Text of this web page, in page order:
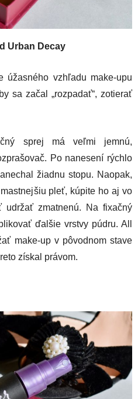
Urban Decay
úžasného vzhľadu make-upu
sa začal „rozpadať“, zotierať
sprej má veľmi jemnú,
Po nanesení rýchlo
žiadnu stopu. Naopak,
pleť, kúpite ho aj vo
udržať zmatnenú. Na fixačný
ďalšie vrstvy púdru. All
make-up v pôvodnom stave
získal právom.